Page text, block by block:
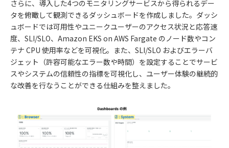
さらに、導入した4つのモニタリングサービスから得られるデー
タを俯瞰して観測できるダッシュボードを作成しました。ダッシ
ュボードでは可用性やユニークユーザーのアクセス状況と応答速
度、SLI/SLO、Amazon EKS on AWS Fargate のノード数やコン
テナ CPU 使用率などを可視化。また、SLI/SLO およびエラーバ
ジェット（許容可能なエラー数や時間）を設定することでサービ
スやシステムの信頼性の指標を可視化し、ユーザー体験の継続的
な改善を行なうことができる仕組みを整えました。